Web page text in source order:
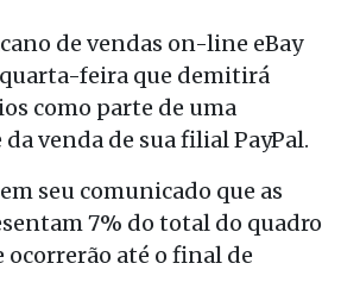
de vendas on-line eBay
feira que demitirá
como parte de uma
venda de sua filial PayPal.
seu comunicado que as
7% do total do quadro
ocorrerão até o final de